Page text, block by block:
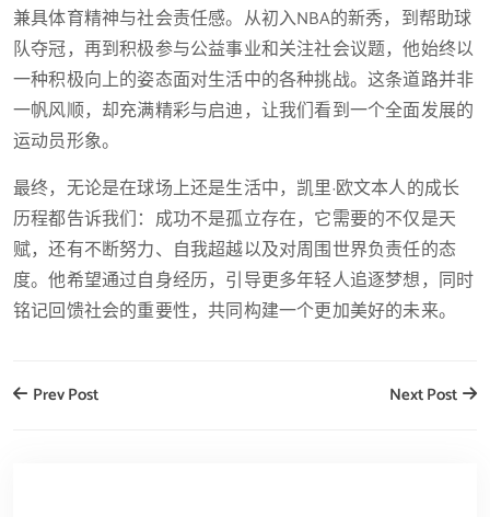
兼具体育精神与社会责任感。从初入NBA的新秀，到帮助球
队夺冠，再到积极参与公益事业和关注社会议题，他始终以
一种积极向上的姿态面对生活中的各种挑战。这条道路并非
一帆风顺，却充满精彩与启迪，让我们看到一个全面发展的
运动员形象。
最终，无论是在球场上还是生活中，凯里·欧文本人的成长
历程都告诉我们：成功不是孤立存在，它需要的不仅是天
赋，还有不断努力、自我超越以及对周围世界负责任的态
度。他希望通过自身经历，引导更多年轻人追逐梦想，同时
铭记回馈社会的重要性，共同构建一个更加美好的未来。
Prev Post Next Post